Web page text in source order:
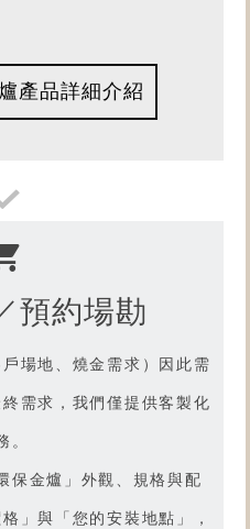
想了解
產品燒金實況嗎？
【型號R8.4】產品影片
產品詳細介紹
預約場勘
場地、燒金需求）因此需
需求，我們僅提供客製化
。
保金爐 」外觀、規格與配
」與「您的安裝地點」，